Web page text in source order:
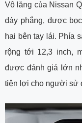
Vô lăng của Nissan
đáy phẳng, được
hai bên tay lái. Phía
rộng tới 12,3 inch,
được đánh giá lớn
tiện lợi cho người sử